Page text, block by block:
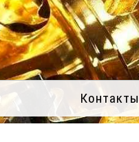
Контакты